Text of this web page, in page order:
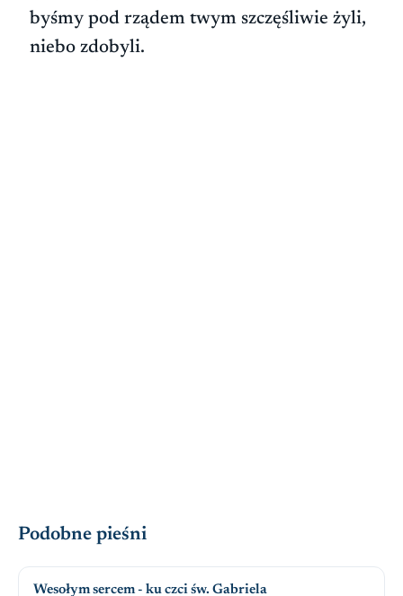
byśmy pod rządem twym szczęśliwie żyli,
niebo zdobyli.
Podobne pieśni
Wesołym sercem - ku czci św. Gabriela